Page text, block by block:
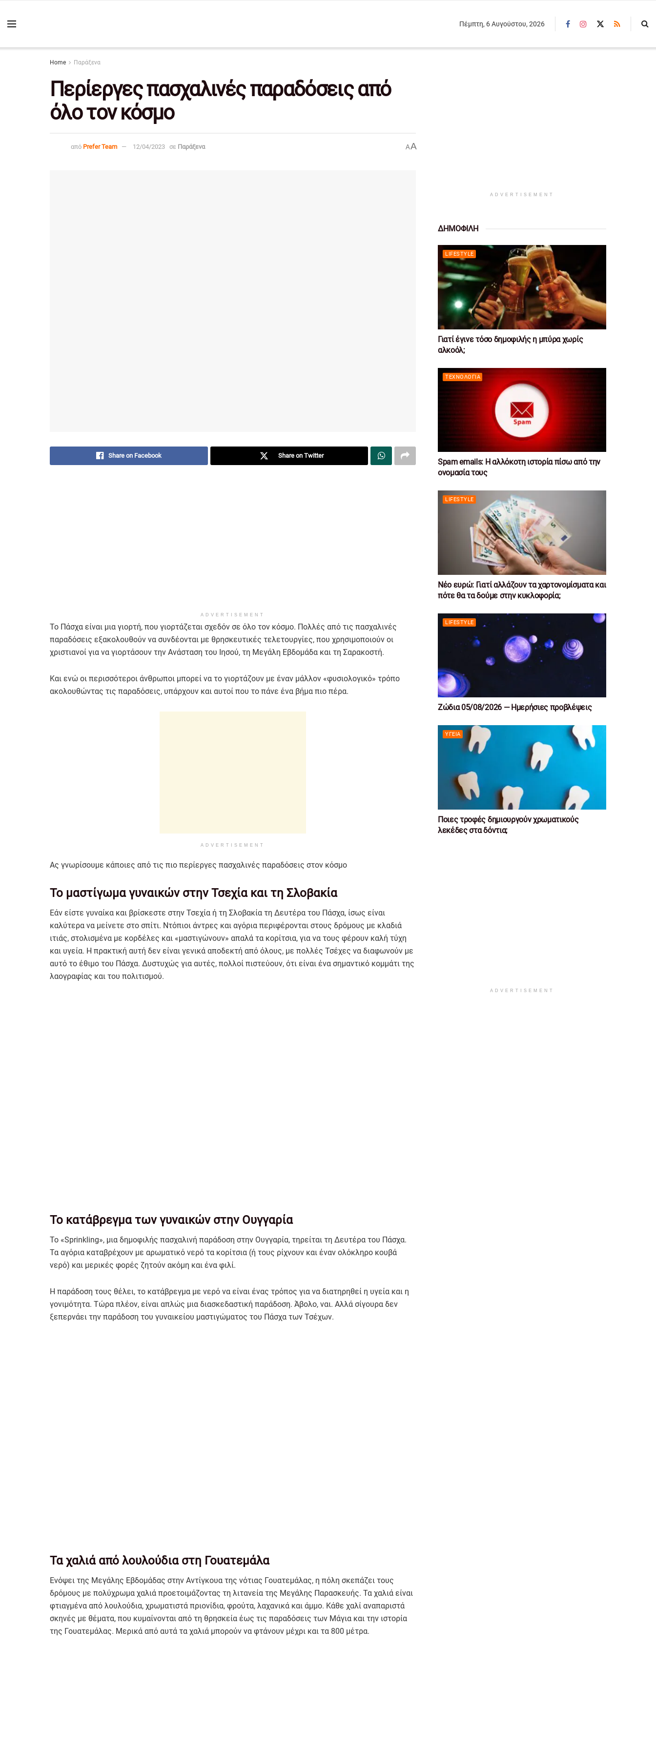
Πέμπτη, 6 Αυγούστου, 2026
Home Παράξενα
Περίεργες πασχαλινές παραδόσεις από
όλο τον κόσμο
από Prefer Team 12/04/2023 σε Παράξενα AA
Share on Facebook Share on Twitter
ADVERTISEMENT
Το Πάσχα είναι μια γιορτή, που γιορτάζεται σχεδόν σε όλο τον κόσμο. Πολλές από τις πασχαλινές
παραδόσεις εξακολουθούν να συνδέονται με θρησκευτικές τελετουργίες, που χρησιμοποιούν οι
χριστιανοί για να γιορτάσουν την Ανάσταση του Ιησού, τη Μεγάλη Εβδομάδα και τη Σαρακοστή.
Και ενώ οι περισσότεροι άνθρωποι μπορεί να το γιορτάζουν με έναν μάλλον «φυσιολογικό» τρόπο
ακολουθώντας τις παραδόσεις, υπάρχουν και αυτοί που το πάνε ένα βήμα πιο πέρα.
ADVERTISEMENT
Ας γνωρίσουμε κάποιες από τις πιο περίεργες πασχαλινές παραδόσεις στον κόσμο
Το μαστίγωμα γυναικών στην Τσεχία και τη Σλοβακία
Εάν είστε γυναίκα και βρίσκεστε στην Τσεχία ή τη Σλοβακία τη Δευτέρα του Πάσχα, ίσως είναι
καλύτερα να μείνετε στο σπίτι. Ντόπιοι άντρες και αγόρια περιφέρονται στους δρόμους με κλαδιά
ιτιάς, στολισμένα με κορδέλες και «μαστιγώνουν» απαλά τα κορίτσια, για να τους φέρουν καλή τύχη
και υγεία. Η πρακτική αυτή δεν είναι γενικά αποδεκτή από όλους, με πολλές Τσέχες να διαφωνούν με
αυτό το έθιμο του Πάσχα. Δυστυχώς για αυτές, πολλοί πιστεύουν, ότι είναι ένα σημαντικό κομμάτι της
λαογραφίας και του πολιτισμού.
Το κατάβρεγμα των γυναικών στην Ουγγαρία
Το «Sprinkling», μια δημοφιλής πασχαλινή παράδοση στην Ουγγαρία, τηρείται τη Δευτέρα του Πάσχα.
Τα αγόρια καταβρέχουν με αρωματικό νερό τα κορίτσια (ή τους ρίχνουν και έναν ολόκληρο κουβά
νερό) και μερικές φορές ζητούν ακόμη και ένα φιλί.
Η παράδοση τους θέλει, το κατάβρεγμα με νερό να είναι ένας τρόπος για να διατηρηθεί η υγεία και η
γονιμότητα. Τώρα πλέον, είναι απλώς μια διασκεδαστική παράδοση. Άβολο, ναι. Αλλά σίγουρα δεν
ξεπερνάει την παράδοση του γυναικείου μαστιγώματος του Πάσχα των Τσέχων.
Τα χαλιά από λουλούδια στη Γουατεμάλα
Ενόψει της Μεγάλης Εβδομάδας στην Αντίγκουα της νότιας Γουατεμάλας, η πόλη σκεπάζει τους
δρόμους με πολύχρωμα χαλιά προετοιμάζοντας τη λιτανεία της Μεγάλης Παρασκευής. Τα χαλιά είναι
φτιαγμένα από λουλούδια, χρωματιστά πριονίδια, φρούτα, λαχανικά και άμμο. Κάθε χαλί αναπαριστά
σκηνές με θέματα, που κυμαίνονται από τη θρησκεία έως τις παραδόσεις των Μάγια και την ιστορία
της Γουατεμάλας. Μερικά από αυτά τα χαλιά μπορούν να φτάνουν μέχρι και τα 800 μέτρα.
ADVERTISEMENT
ΔΗΜΟΦΙΛΗ
LIFESTYLE
Γιατί έγινε τόσο δημοφιλής η μπύρα χωρίς
αλκοόλ;
ΤΕΧΝΟΛΟΓΊΑ
Spam emails: Η αλλόκοτη ιστορία πίσω από την
ονομασία τους
LIFESTYLE
Νέο ευρώ: Γιατί αλλάζουν τα χαρτονομίσματα και
πότε θα τα δούμε στην κυκλοφορία;
LIFESTYLE
Ζώδια 05/08/2026 — Ημερήσιες προβλέψεις
ΥΓΕΊΑ
Ποιες τροφές δημιουργούν χρωματικούς
λεκέδες στα δόντια;
ADVERTISEMENT